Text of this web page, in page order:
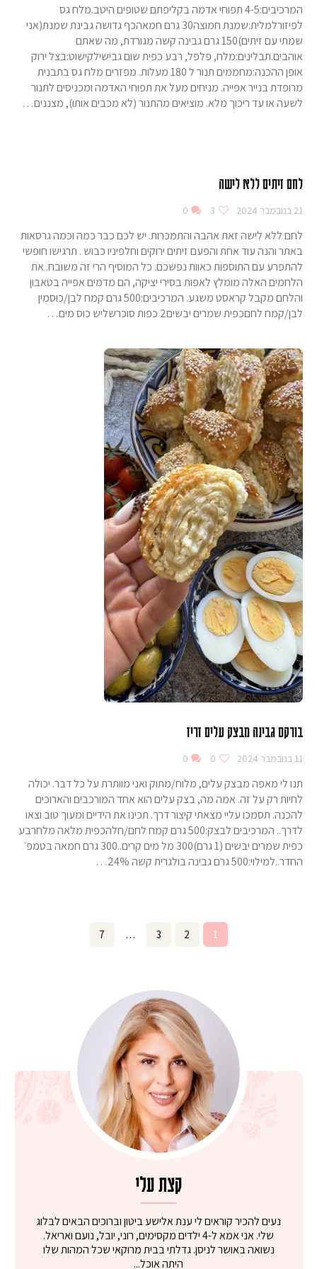
המרכיבים:4-5 תפוחי אדמה בקליפתם שטופים היטב.מלח גס
לפיזורלמלית:שמנת חמוצה30 גרם חמאהכף גדושה גבינת שמנת(אני
שמתי עם זיתים)150 גרם גבינה קשה מגורדת, מה שאתם
אוהבים.תבלינים:מלח, פלפל, רבע כפית שום גבישילקישוט:בצל ירוק
אופן ההכנה:מחממים תנור ל 180 מעלות. מפזרים מלח גס בתבנית
מרופדת בנייר אפייה. מניחים מעל את תפוחי האדמה ומכניסים לתנור
לשעה או עד ריכוך מלא. מוציאים מהתנור (לא מכבים אותו), מצננים…
לחם זיתים ללא לישה
21 בנובמבר 2024 3
0
לחם ללא לישה זאת אהבה והתמכרות. יש לכם כבר כמה וכמה גרסאות
באתר והנה עוד אחת והפעם זיתים ירוקים וחלפיניו כבוש . תרגישו חופשי
להתפרע עם התוספות כאוות נפשכם. כל המוסיף הרי זה משובח. את
הלחמים האלה מומלץ לאפות בסירי יציקה, הם מדמים אפייה בטאבון
והלחם מקבל קראסט משגע. המרכיבים:500 גרם קמח לבן/כוסמין
לבן/קמח לחםכפית שמרים יבשים2 כפות סוכרשליש כוס מים…
בורקס גבינה מבצק עלים זריז
11 בנובמבר 2024 0
0
תנו לי מאפה מבצק עלים, מלוח/מתוק ואני מוותרת על כל דבר. יכולה
לחיות רק על זה. אמה מה, בצק עלים הוא אחד המורכבים והארוכים
להכנה. תסמכו עליי מצאתי קיצור דרך. תכינו את הידיים ומעוך טוב וצאו
לדרך.. המרכיבים לבצק:500 גרם קמח לחם/חלהכפית מלאה מלחרבע
כפית שמרים יבשים (1 גרם)300 מל מים קרים..300 גרם חמאה בטמפ׳
החדר..למילוי:500 גרם גבינה בולגרית קשה 24%…
Page
1
Page
2
Page
3
…
Page
7
קצת עלי
נעים להכיר קוראים לי ענת אלישע ביטון וברוכים הבאים לבלוג
שלי. אני אמא ל-4 ילדים מקסימים, רוני, יובל, נועם ואריאל.
נשואה באושר לניסן. גדלתי בבית מרוקאי שכל המהות שלו
היתה אוכל...